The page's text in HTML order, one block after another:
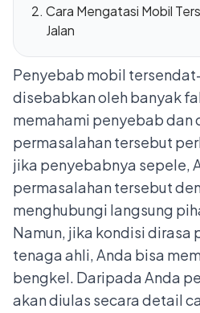
Cara Mengatasi Mobil
Jalan
Penyebab mobil
disebabkan oleh banyak
memahami penyebab dan
permasalahan tersebut
jika penyebabnya sepele,
permasalahan tersebut
menghubungi langsung
Namun, jika kondisi dirasa
tenaga ahli, Anda bisa
bengkel. Daripada Anda
akan diulas secara detail